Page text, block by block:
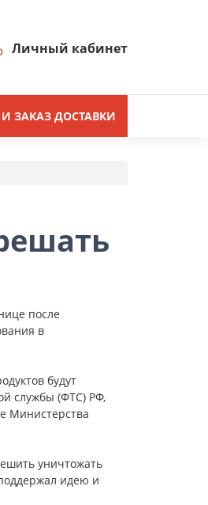
Личный кабинет
И ЗАКАЗ ДОСТАВКИ
после
в
будут
службы (ФТС) РФ,
Министерства
уничтожать
идею и